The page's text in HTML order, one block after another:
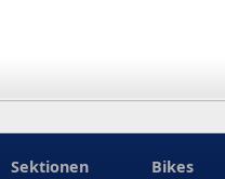
Sektionen Bikes